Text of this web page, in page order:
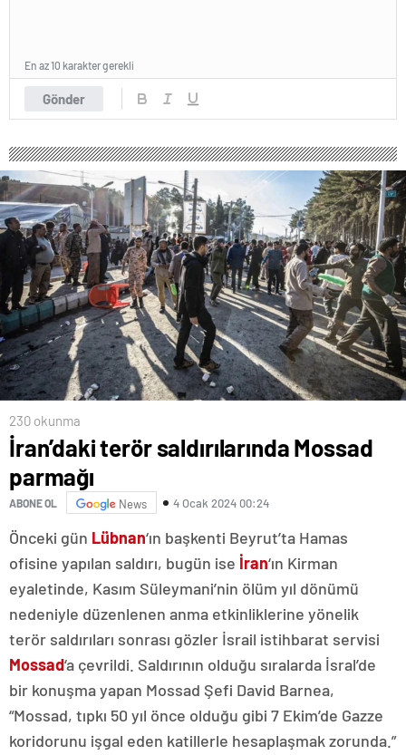
Gönder
En az 10 karakter gerekli
230 okunma
İran’daki terör saldırılarında Mossad
parmağı
ABONE OL News 4 Ocak 2024 00:24
Önceki gün Lübnan‘ın başkenti Beyrut’ta Hamas
ofisine yapılan saldırı, bugün ise İran‘ın Kirman
eyaletinde, Kasım Süleymani’nin ölüm yıl dönümü
nedeniyle düzenlenen anma etkinliklerine yönelik
terör saldırıları sonrası gözler İsrail istihbarat servisi
Mossad‘a çevrildi. Saldırının olduğu sıralarda İsral’de
bir konuşma yapan Mossad Şefi David Barnea,
“Mossad, tıpkı 50 yıl önce olduğu gibi 7 Ekim’de Gazze
koridorunu işgal eden katillerle hesaplaşmak zorunda.”